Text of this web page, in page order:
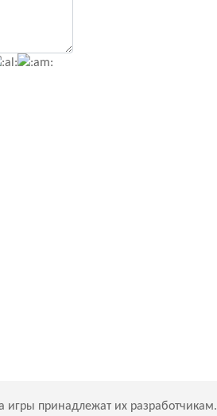
игры принадлежат их разработчикам.